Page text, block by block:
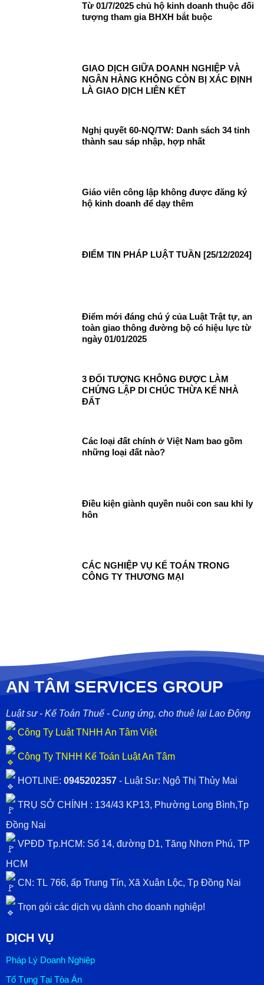
Từ 01/7/2025 chủ hộ kinh doanh thuộc đối
tượng tham gia BHXH bắt buộc
GIAO DỊCH GIỮA DOANH NGHIỆP VÀ
NGÂN HÀNG KHÔNG CÒN BỊ XÁC ĐỊNH
LÀ GIAO DỊCH LIÊN KẾT
Nghị quyết 60-NQ/TW: Danh sách 34 tỉnh
thành sau sáp nhập, hợp nhất
Giáo viên công lập không được đăng ký
hộ kinh doanh để dạy thêm
ĐIỂM TIN PHÁP LUẬT TUẦN [25/12/2024]
Điểm mới đáng chú ý của Luật Trật tự, an
toàn giao thông đường bộ có hiệu lực từ
ngày 01/01/2025
3 ĐỐI TƯỢNG KHÔNG ĐƯỢC LÀM
CHỨNG LẬP DI CHÚC THỪA KẾ NHÀ
ĐẤT
Các loại đất chính ở Việt Nam bao gồm
những loại đất nào?
Điều kiện giành quyền nuôi con sau khi ly
hôn
CÁC NGHIỆP VỤ KẾ TOÁN TRONG
CÔNG TY THƯƠNG MẠI
AN TÂM SERVICES GROUP
Luật sư - Kế Toán Thuế - Cung ứng, cho thuê lại Lao Động
Công Ty Luật TNHH An Tâm Việt
Công Ty TNHH Kế Toán Luật An Tâm
HOTLINE: 0945202357- Luật Sư: Ngô Thị Thủy Mai
TRỤ SỞ CHÍNH : 134/43 KP13, Phường Long Bình,Tp
Đồng Nai
VPĐD Tp.HCM: Số 14, đường D1, Tăng Nhơn Phú, TP
HCM
CN: TL 766, ấp Trung Tín, Xã Xuân Lộc, Tp Đồng Nai
Trọn gói các dịch vụ dành cho doanh nghiệp!
DỊCH VỤ
Pháp Lý Doanh Nghiệp
Tố Tụng Tại Tòa Án